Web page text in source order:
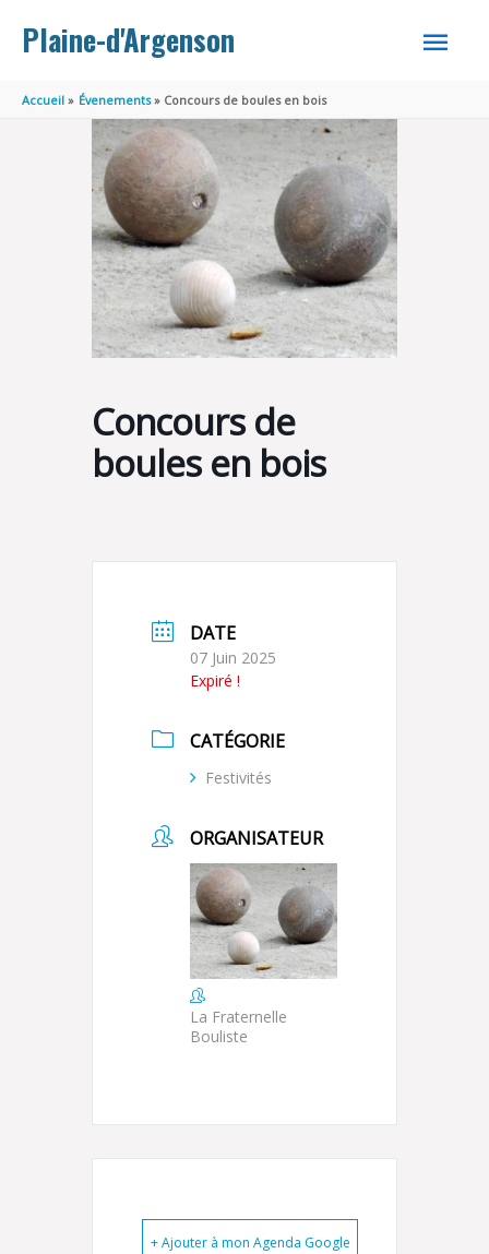
Plaine-d'Argenson
MENU
Accueil Évenements Concours de boules en bois
Concours de
boules en bois
DATE
07 Juin 2025
Expiré !
CATÉGORIE
Festivités
ORGANISATEUR
La Fraternelle
Bouliste
+ Ajouter à mon Agenda Google